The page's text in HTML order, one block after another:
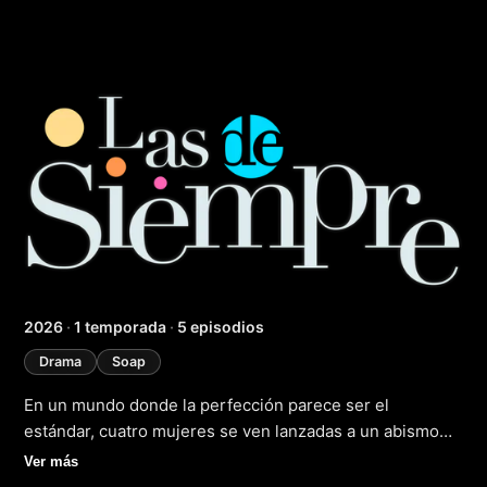
Las de siempre
2026 · 1 temporada · 5 episodios
Drama Soap
En un mundo donde la perfección parece ser el
estándar, cuatro mujeres se ven lanzadas a un abismo
de incertidumbre cuando sus vidas conocidas
Ver más